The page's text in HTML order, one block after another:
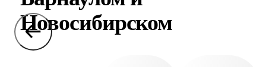
Новосибирском